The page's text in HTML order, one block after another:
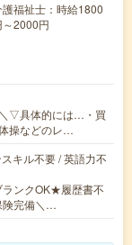
福祉士：時給1800
2000円
＼▽具体的には…・買
操などのレ…
キル不要 / 英語力不
ンクOK★履歴書不
険完備＼…